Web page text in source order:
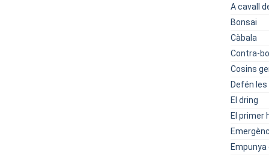
A cavall
Bonsai
Càbala
Contra-
Cosins
Defén
El dring
El primer